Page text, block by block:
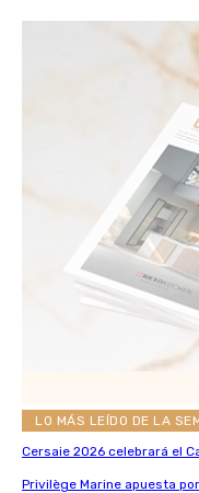
LO MÁS LEÍDO DE LA
Cersaie 2026 celebrará el
Privilège Marine apuesta